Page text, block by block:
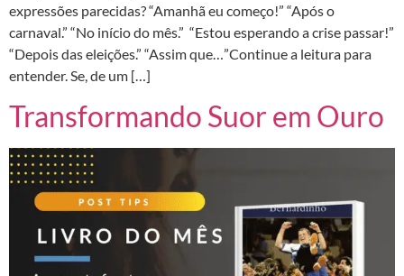
expressões parecidas? “Amanhã eu começo!” “Após o
carnaval.” “No início do mês.” “Estou esperando a crise passar!”
“Depois das eleições.” “Assim que…”Continue a leitura para
entender. Se, de um […]
Transformando Suor em Ouro